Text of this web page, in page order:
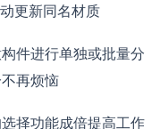
更新同名材质
件进行单独或批量分
再烦恼
择功能成倍提高工作